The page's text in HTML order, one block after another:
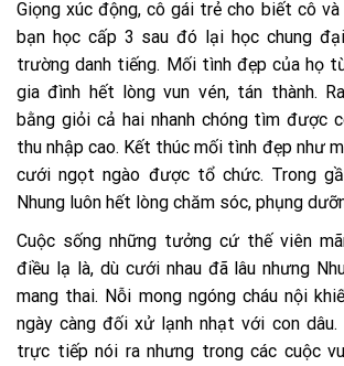
Giọng xúc động, cô gái trẻ cho biết cô
bạn học cấp 3 sau đó lại học chung
trường danh tiếng. Mối tình đẹp của họ
gia đình hết lòng vun vén, tán thành.
bằng giỏi cả hai nhanh chóng tìm được
thu nhập cao. Kết thúc mối tình đẹp như
cưới ngọt ngào được tổ chức. Trong
Nhung luôn hết lòng chăm sóc, phụng
Cuộc sống những tưởng cứ thế viên
điều lạ là, dù cưới nhau đã lâu nhưng
mang thai. Nỗi mong ngóng cháu nội
ngày càng đối xử lạnh nhạt với con
trực tiếp nói ra nhưng trong các cuộc